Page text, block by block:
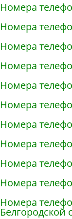
Номера
Номера
Номера
Номера
Номера
Номера
Номера
Номера
Номера
Номера
Номера
Белгородской